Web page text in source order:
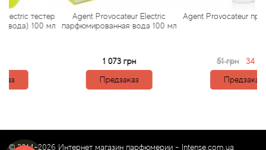
100 мл
Agent Provocateur Electric
парфюмированная вода 100 мл
1 073 грн
Предзаказ
Agent Provocateur пробник
34 грн
Предзаказ
© 2014-2026 Интернет магазин парфюмерии - Intense.com.ua
Atelier Cologne